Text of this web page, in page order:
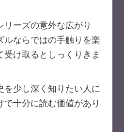
ーズの意外な広がり
ルならではの手触りを楽
受け取るとしっくりきま
を少し深く知りたい人に
で十分に読む価値があり